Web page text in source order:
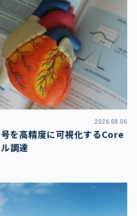
2026.08.06
を高精度に可視化するCore
調達